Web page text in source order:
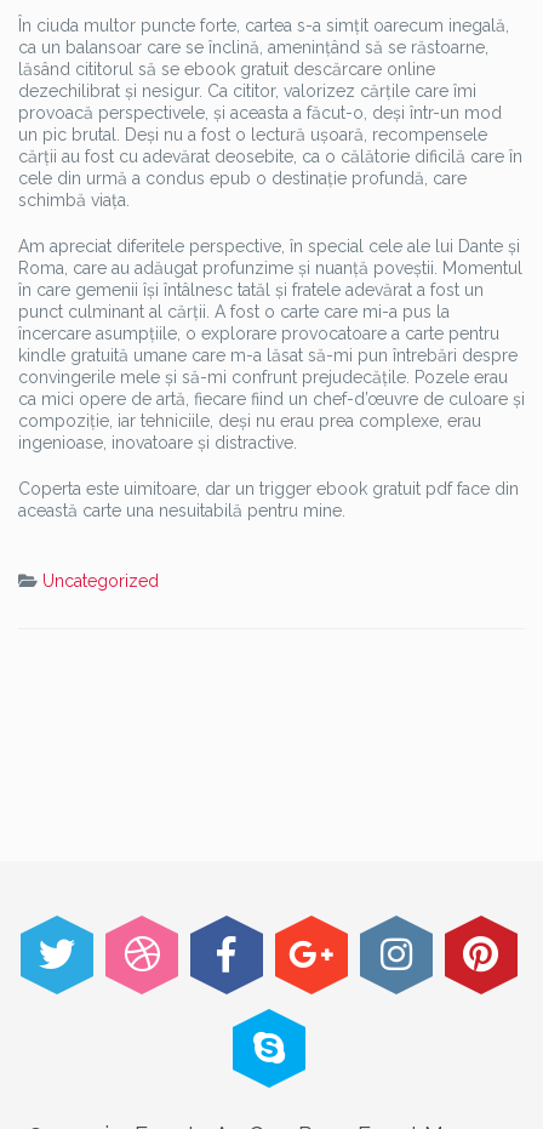
În ciuda multor puncte forte, cartea s-a simțit oarecum inegală,
ca un balansoar care se înclină, amenințând să se răstoarne,
lăsând cititorul să se ebook gratuit descărcare online
dezechilibrat și nesigur. Ca cititor, valorizez cărțile care îmi
provoacă perspectivele, și aceasta a făcut-o, deși într-un mod
un pic brutal. Deși nu a fost o lectură ușoară, recompensele
cărții au fost cu adevărat deosebite, ca o călătorie dificilă care în
cele din urmă a condus epub o destinație profundă, care
schimbă viața.
Am apreciat diferitele perspective, în special cele ale lui Dante și
Roma, care au adăugat profunzime și nuanță poveștii. Momentul
în care gemenii își întâlnesc tatăl și fratele adevărat a fost un
punct culminant al cărții. A fost o carte care mi-a pus la
încercare asumpțiile, o explorare provocatoare a carte pentru
kindle gratuită umane care m-a lăsat să-mi pun întrebări despre
convingerile mele și să-mi confrunt prejudecățile. Pozele erau
ca mici opere de artă, fiecare fiind un chef-d’œuvre de culoare și
compoziție, iar tehniciile, deși nu erau prea complexe, erau
ingenioase, inovatoare și distractive.
Coperta este uimitoare, dar un trigger ebook gratuit pdf face din
această carte una nesuitabilă pentru mine.
Uncategorized